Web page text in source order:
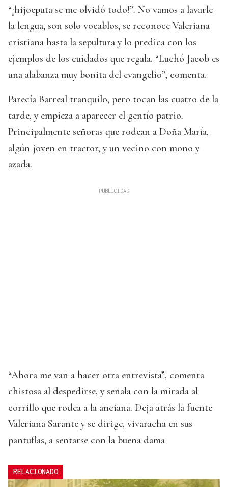
“¡hijoeputa se me olvidó todo!”. No vamos a lavarle
la lengua, son solo vocablos, se reconoce Valeriana
cristiana hasta la sepultura y lo predica con los
ejemplos de los cuidados que regala. “Luchó Jacob es
una alabanza muy bonita del evangelio”, comenta.
Parecía Barreal tranquilo, pero tocan las cuatro de la
tarde, y empieza a aparecer el gentío patrio.
Principalmente señoras que rodean a Doña María,
algún joven en tractor, y un vecino con mono y
azada.
“Ahora me van a hacer otra entrevista”, comenta
chistosa al despedirse, y señala con la mirada al
corrillo que rodea a la anciana. Deja atrás la fuente
Valeriana Sarante y se dirige, vivaracha en sus
pantuflas, a sentarse con la buena dama
RELACIONADO